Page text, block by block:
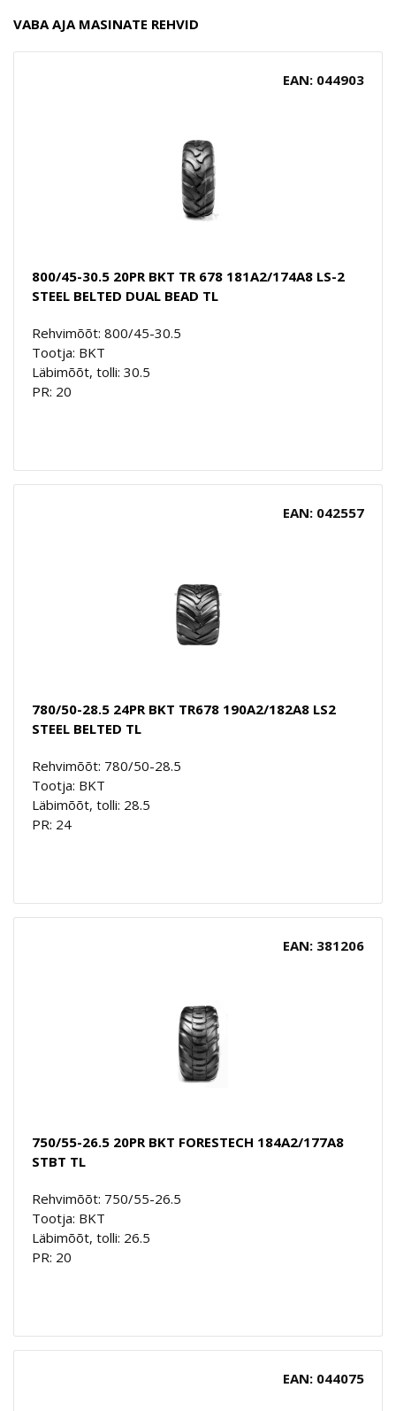
VABA AJA MASINATE REHVID
EAN: 044903
800/45-30.5 20PR BKT TR 678 181A2/174A8 LS-2
STEEL BELTED DUAL BEAD TL
Rehvimõõt: 800/45-30.5
Tootja: BKT
Läbimõõt, tolli: 30.5
PR: 20
EAN: 042557
780/50-28.5 24PR BKT TR678 190A2/182A8 LS2
STEEL BELTED TL
Rehvimõõt: 780/50-28.5
Tootja: BKT
Läbimõõt, tolli: 28.5
PR: 24
EAN: 381206
750/55-26.5 20PR BKT FORESTECH 184A2/177A8
STBT TL
Rehvimõõt: 750/55-26.5
Tootja: BKT
Läbimõõt, tolli: 26.5
PR: 20
EAN: 044075